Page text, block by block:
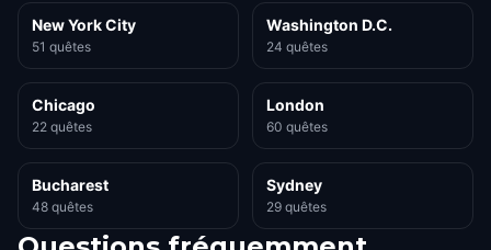
New York City
51 quêtes
Washington D.C.
24 quêtes
Chicago
22 quêtes
London
60 quêtes
Bucharest
48 quêtes
Sydney
29 quêtes